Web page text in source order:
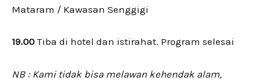
Mataram / Kawasan Senggigi
19.00 Tiba di hotel dan istirahat. Program selesai
NB : Kami tidak bisa melawan kehendak alam,